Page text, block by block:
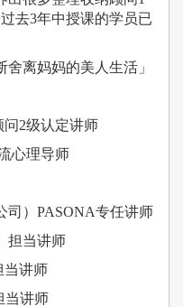
去3年中授课的学员已
离妈妈的美人生活」
2级认定讲师
心理导师
司）PASONA专任讲师
担当讲师
当讲师
当讲师